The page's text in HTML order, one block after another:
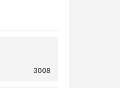
3008